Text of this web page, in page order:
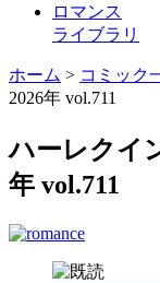
ロマンス
ライブラリ
ホーム > コミック
2026年 vol.711
ハーレクイ
年 vol.711